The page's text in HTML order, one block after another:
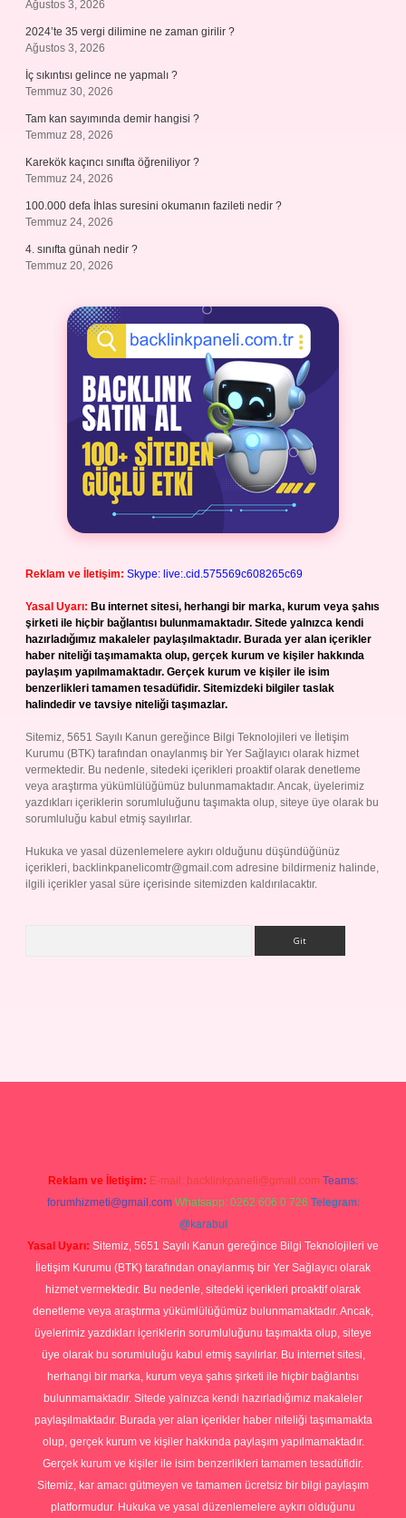
Ağustos 3, 2026
2024’te 35 vergi dilimine ne zaman girilir ?
Ağustos 3, 2026
İç sıkıntısı gelince ne yapmalı ?
Temmuz 30, 2026
Tam kan sayımında demir hangisi ?
Temmuz 28, 2026
Karekök kaçıncı sınıfta öğreniliyor ?
Temmuz 24, 2026
100.000 defa İhlas suresini okumanın fazileti nedir ?
Temmuz 24, 2026
4. sınıfta günah nedir ?
Temmuz 20, 2026
Reklam ve İletişim: Skype: live:.cid.575569c608265c69
Yasal Uyarı: Bu internet sitesi, herhangi bir marka, kurum veya şahıs
şirketi ile hiçbir bağlantısı bulunmamaktadır. Sitede yalnızca kendi
hazırladığımız makaleler paylaşılmaktadır. Burada yer alan içerikler
haber niteliği taşımamakta olup, gerçek kurum ve kişiler hakkında
paylaşım yapılmamaktadır. Gerçek kurum ve kişiler ile isim
benzerlikleri tamamen tesadüfidir. Sitemizdeki bilgiler taslak
halindedir ve tavsiye niteliği taşımazlar.
Sitemiz, 5651 Sayılı Kanun gereğince Bilgi Teknolojileri ve İletişim
Kurumu (BTK) tarafından onaylanmış bir Yer Sağlayıcı olarak hizmet
vermektedir. Bu nedenle, sitedeki içerikleri proaktif olarak denetleme
veya araştırma yükümlülüğümüz bulunmamaktadır. Ancak, üyelerimiz
yazdıkları içeriklerin sorumluluğunu taşımakta olup, siteye üye olarak bu
sorumluluğu kabul etmiş sayılırlar.
Hukuka ve yasal düzenlemelere aykırı olduğunu düşündüğünüz
içerikleri, backlinkpanelicomtr@gmail.com adresine bildirmeniz halinde,
ilgili içerikler yasal süre içerisinde sitemizden kaldırılacaktır.
Reklam ve İletişim: E-mail: backlinkpaneli@gmail.com Teams:
forumhizmeti@gmail.com Whatsapp: 0262 606 0 726 Telegram:
@karabul
Yasal Uyarı: Sitemiz, 5651 Sayılı Kanun gereğince Bilgi Teknolojileri ve
İletişim Kurumu (BTK) tarafından onaylanmış bir Yer Sağlayıcı olarak
hizmet vermektedir. Bu nedenle, sitedeki içerikleri proaktif olarak
denetleme veya araştırma yükümlülüğümüz bulunmamaktadır. Ancak,
üyelerimiz yazdıkları içeriklerin sorumluluğunu taşımakta olup, siteye
üye olarak bu sorumluluğu kabul etmiş sayılırlar. Bu internet sitesi,
herhangi bir marka, kurum veya şahıs şirketi ile hiçbir bağlantısı
bulunmamaktadır. Sitede yalnızca kendi hazırladığımız makaleler
paylaşılmaktadır. Burada yer alan içerikler haber niteliği taşımamakta
olup, gerçek kurum ve kişiler hakkında paylaşım yapılmamaktadır.
Gerçek kurum ve kişiler ile isim benzerlikleri tamamen tesadüfidir.
Sitemiz, kar amacı gütmeyen ve tamamen ücretsiz bir bilgi paylaşım
platformudur. Hukuka ve yasal düzenlemelere aykırı olduğunu